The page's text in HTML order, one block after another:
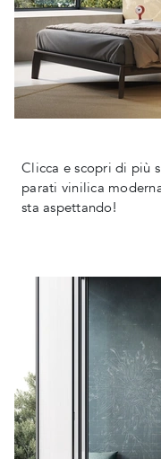
Clicca e scopri di più
parati vinilica
sta aspettando!